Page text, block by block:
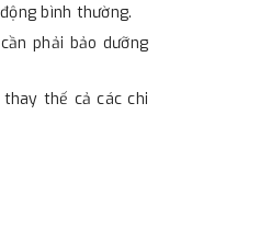
bình thường.
phải bảo dưỡng
thế cả các chi